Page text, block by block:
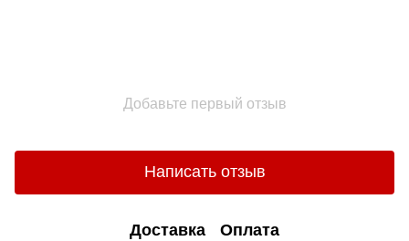
Добавьте первый отзыв
Написать отзыв
Доставка Оплата